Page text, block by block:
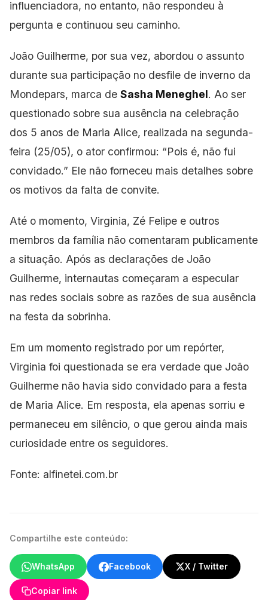
influenciadora, no entanto, não respondeu à
pergunta e continuou seu caminho.
João Guilherme, por sua vez, abordou o assunto
durante sua participação no desfile de inverno da
Mondepars, marca de Sasha Meneghel. Ao ser
questionado sobre sua ausência na celebração
dos 5 anos de Maria Alice, realizada na segunda-
feira (25/05), o ator confirmou: “Pois é, não fui
convidado.” Ele não forneceu mais detalhes sobre
os motivos da falta de convite.
Até o momento, Virginia, Zé Felipe e outros
membros da família não comentaram publicamente
a situação. Após as declarações de João
Guilherme, internautas começaram a especular
nas redes sociais sobre as razões de sua ausência
na festa da sobrinha.
Em um momento registrado por um repórter,
Virginia foi questionada se era verdade que João
Guilherme não havia sido convidado para a festa
de Maria Alice. Em resposta, ela apenas sorriu e
permaneceu em silêncio, o que gerou ainda mais
curiosidade entre os seguidores.
Fonte: alfinetei.com.br
Compartilhe este conteúdo:
WhatsApp Facebook X / Twitter
Copiar link